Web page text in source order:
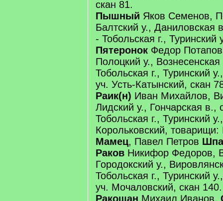
скан 81.
Пышный Яков Семенов,
Балтский у., Даниловская
- Тобольская г., Туринский
Пятеронок Федор
Полоцкий у.,
Тобольская г., Туринский
уч. Усть-Катынский, скан
Раик(н) Иван Михайлов,
Лидский у., Гончарская в.,
Тобольская г., Туринский
Корольковский,
Мамец, Павел Петров
Раков Никифор Федоров,
Городокский у.,
Тобольская г., Туринский
уч. Мочаловский, скан 140.
Ракошан Михаил Иванов,